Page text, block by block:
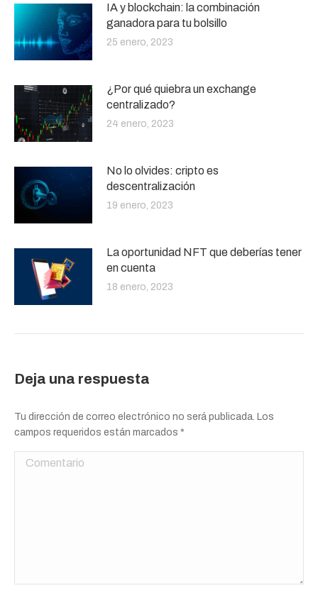
IA y blockchain: la combinación
ganadora para tu bolsillo
25 enero, 2023
¿Por qué quiebra un exchange
centralizado?
24 enero, 2023
No lo olvides: cripto es
descentralización
19 enero, 2023
La oportunidad NFT que deberías tener
en cuenta
18 enero, 2023
Deja una respuesta
Tu dirección de correo electrónico no será publicada. Los
campos requeridos están marcados *
Comentario